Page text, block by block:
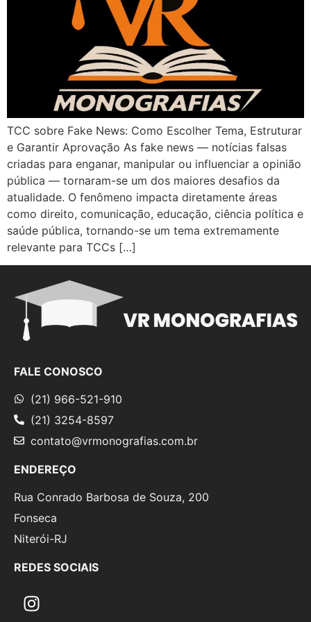
TCC sobre Fake News: Como Escolher Tema, Estruturar
e Garantir Aprovação As fake news — notícias falsas
criadas para enganar, manipular ou influenciar a opinião
pública — tornaram-se um dos maiores desafios da
atualidade. O fenômeno impacta diretamente áreas
como direito, comunicação, educação, ciência política e
saúde pública, tornando-se um tema extremamente
relevante para TCCs […]
FALE CONOSCO
(21) 966-521-910
(21) 3254-8597
contato@vrmonografias.com.br
ENDEREÇO
Rua Conrado Barbosa de Souza, 200
Fonseca
Niterói-RJ
REDES SOCIAIS